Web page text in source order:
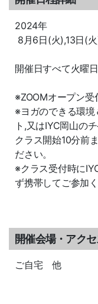
2024年
8月6日(火),13日(
開催日すべて火曜
※ZOOMオープン受
※ヨガのできる環
ト,又はIYC岡山の
クラス開始10分前
ださい。
※クラス受付時に
ず携帯してご参加く
開催会場・アク
ご自宅 他